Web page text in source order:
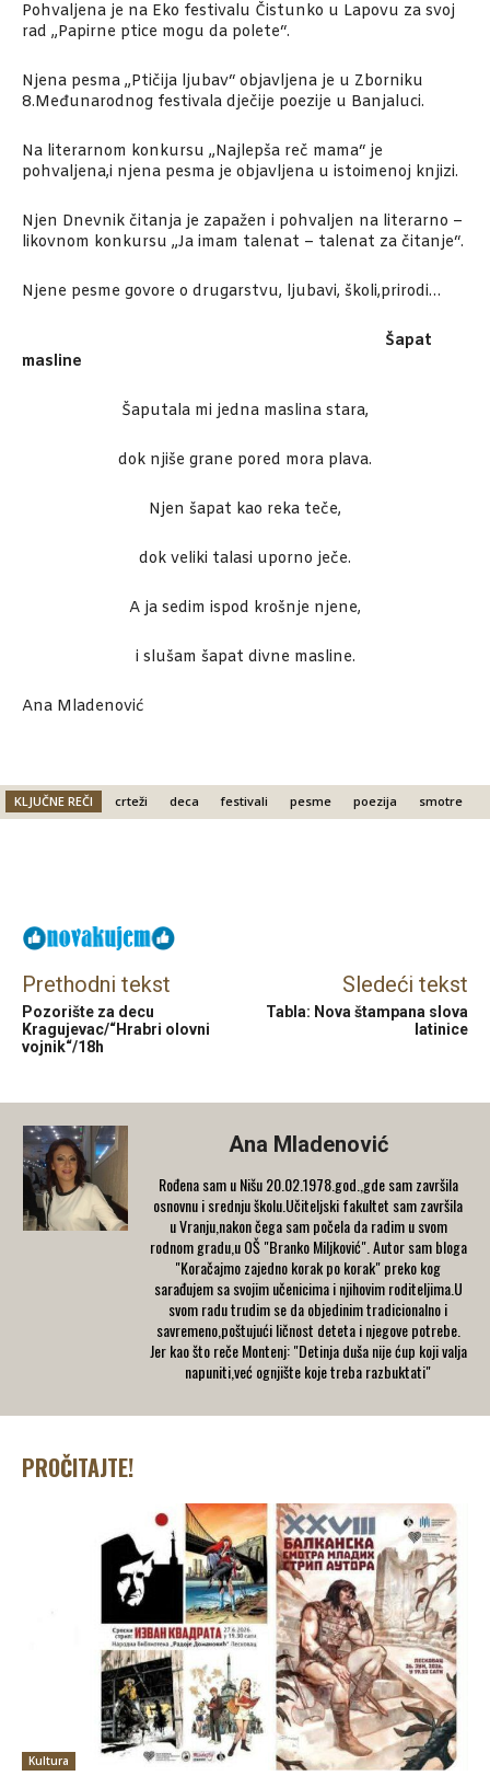
Pohvaljena je na Eko festivalu Čistunko u Lapovu za svoj
rad „Papirne ptice mogu da polete“.
Njena pesma „Ptičija ljubav“ objavljena je u Zborniku
8.Međunarodnog festivala dječije poezije u Banjaluci.
Na literarnom konkursu „Najlepša reč mama“ je
pohvaljena,i njena pesma je objavljena u istoimenoj knjizi.
Njen Dnevnik čitanja je zapažen i pohvaljen na literarno –
likovnom konkursu „Ja imam talenat – talenat za čitanje“.
Njene pesme govore o drugarstvu, ljubavi, školi,prirodi…
Šapat
masline
Šaputala mi jedna maslina stara,
dok njiše grane pored mora plava.
Njen šapat kao reka teče,
dok veliki talasi uporno ječe.
A ja sedim ispod krošnje njene,
i slušam šapat divne masline.
Ana Mladenović
KLJUČNE REČI crteži deca festivali pesme poezija smotre
Prethodni tekst
Pozorište za decu
Kragujevac/“Hrabri olovni
vojnik“/18h
Sledeći tekst
Tabla: Nova štampana slova
latinice
Ana Mladenović
Rođena sam u Nišu 20.02.1978.god.,gde sam završila
osnovnu i srednju školu.Učiteljski fakultet sam završila
u Vranju,nakon čega sam počela da radim u svom
rodnom gradu,u OŠ "Branko Miljković". Autor sam bloga
"Koračajmo zajedno korak po korak" preko kog
sarađujem sa svojim učenicima i njihovim roditeljima.U
svom radu trudim se da objedinim tradicionalno i
savremeno,poštujući ličnost deteta i njegove potrebe.
Jer kao što reče Montenj: "Detinja duša nije ćup koji valja
napuniti,već ognjište koje treba razbuktati"
PROČITAJTE!
Kultura